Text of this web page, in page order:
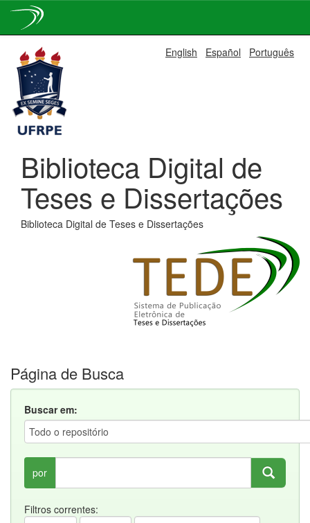
navigation
English Español Português
Biblioteca Digital de
Teses e Dissertações
Biblioteca Digital de Teses e Dissertações
Página de Busca
Buscar em:
por
Filtros correntes: